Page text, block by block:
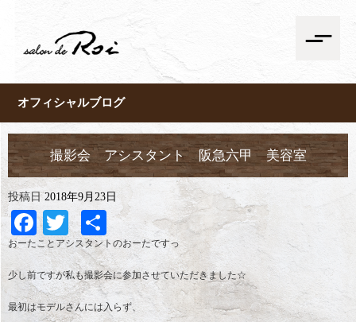
オフィシャルブログ
撮影会 アシスタント 阪急六甲 美容室
投稿日 2018年9月23日
Facebook
Twitter
共
有
おーたことアシスタントのおーたですっ
少し前ですが私も撮影会に参加させていただきました☆
最初はモデルさんには入らず、